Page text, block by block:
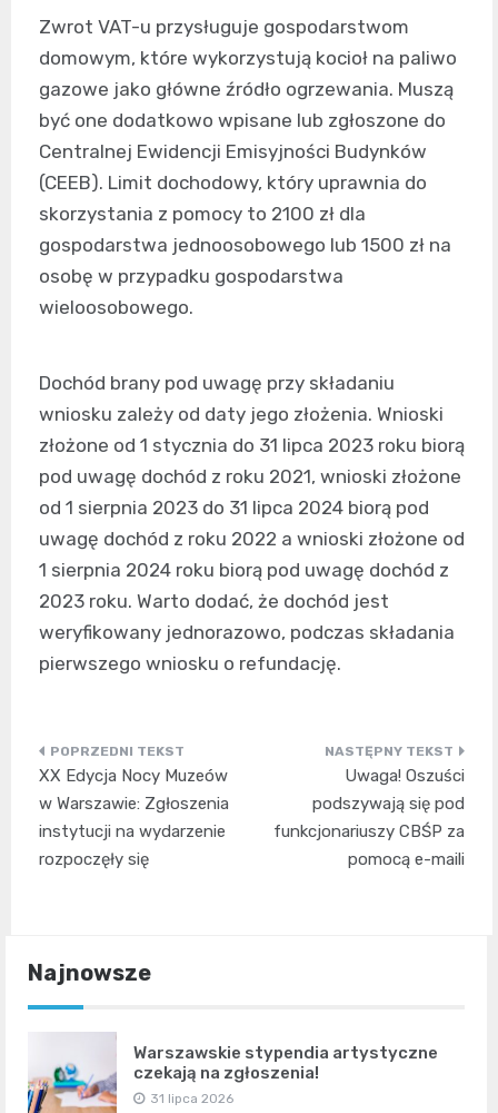
Zwrot VAT-u przysługuje gospodarstwom
domowym, które wykorzystują kocioł na paliwo
gazowe jako główne źródło ogrzewania. Muszą
być one dodatkowo wpisane lub zgłoszone do
Centralnej Ewidencji Emisyjności Budynków
(CEEB). Limit dochodowy, który uprawnia do
skorzystania z pomocy to 2100 zł dla
gospodarstwa jednoosobowego lub 1500 zł na
osobę w przypadku gospodarstwa
wieloosobowego.
Dochód brany pod uwagę przy składaniu
wniosku zależy od daty jego złożenia. Wnioski
złożone od 1 stycznia do 31 lipca 2023 roku biorą
pod uwagę dochód z roku 2021, wnioski złożone
od 1 sierpnia 2023 do 31 lipca 2024 biorą pod
uwagę dochód z roku 2022 a wnioski złożone od
1 sierpnia 2024 roku biorą pod uwagę dochód z
2023 roku. Warto dodać, że dochód jest
weryfikowany jednorazowo, podczas składania
pierwszego wniosku o refundację.
Nawigacja
wpisu
XX Edycja Nocy Muzeów
w Warszawie: Zgłoszenia
instytucji na wydarzenie
rozpoczęły się
Uwaga! Oszuści
podszywają się pod
funkcjonariuszy CBŚP za
pomocą e-maili
Najnowsze
Warszawskie stypendia artystyczne
czekają na zgłoszenia!
31 lipca 2026